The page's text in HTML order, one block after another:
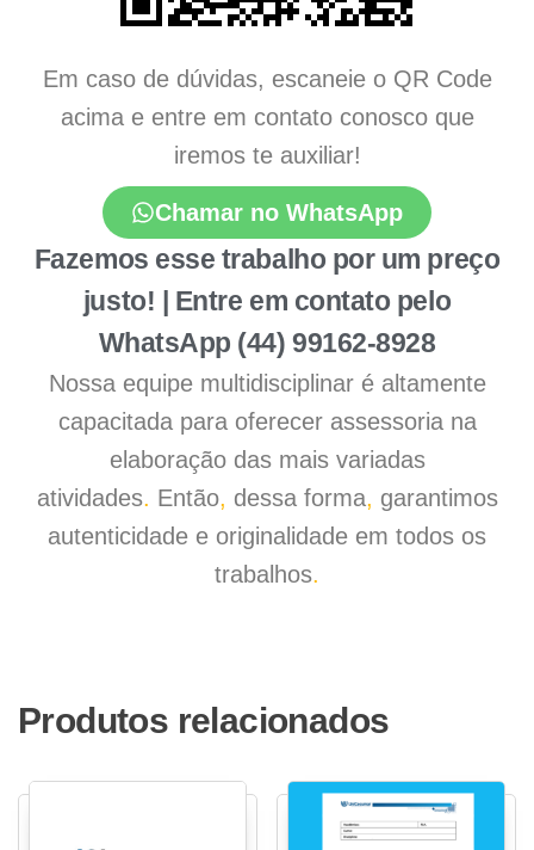
Em caso de dúvidas, escaneie o QR Code
acima e entre em contato conosco que
iremos te auxiliar!
Chamar no WhatsApp
Fazemos esse trabalho por um preço
justo! | Entre em contato pelo
WhatsApp (44) 99162-8928
Nossa equipe multidisciplinar é altamente
capacitada para oferecer assessoria na
elaboração das mais variadas
atividades. Então, dessa forma, garantimos
autenticidade e originalidade em todos os
trabalhos.
Produtos relacionados